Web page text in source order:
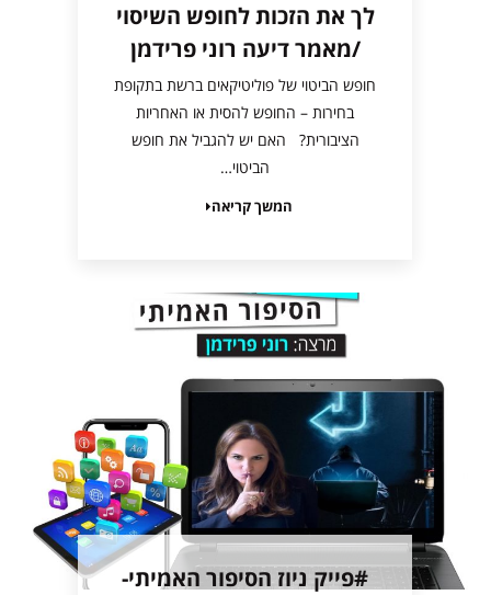
לך את הזכות לחופש השיסוי
/מאמר דיעה רוני פרידמן
חופש הביטוי של פוליטיקאים ברשת בתקופת
בחירות – החופש להסית או האחריות
הציבורית? האם יש להגביל את חופש
הביטוי…
המשך קריאה
#פייק ניוז הסיפור האמיתי-